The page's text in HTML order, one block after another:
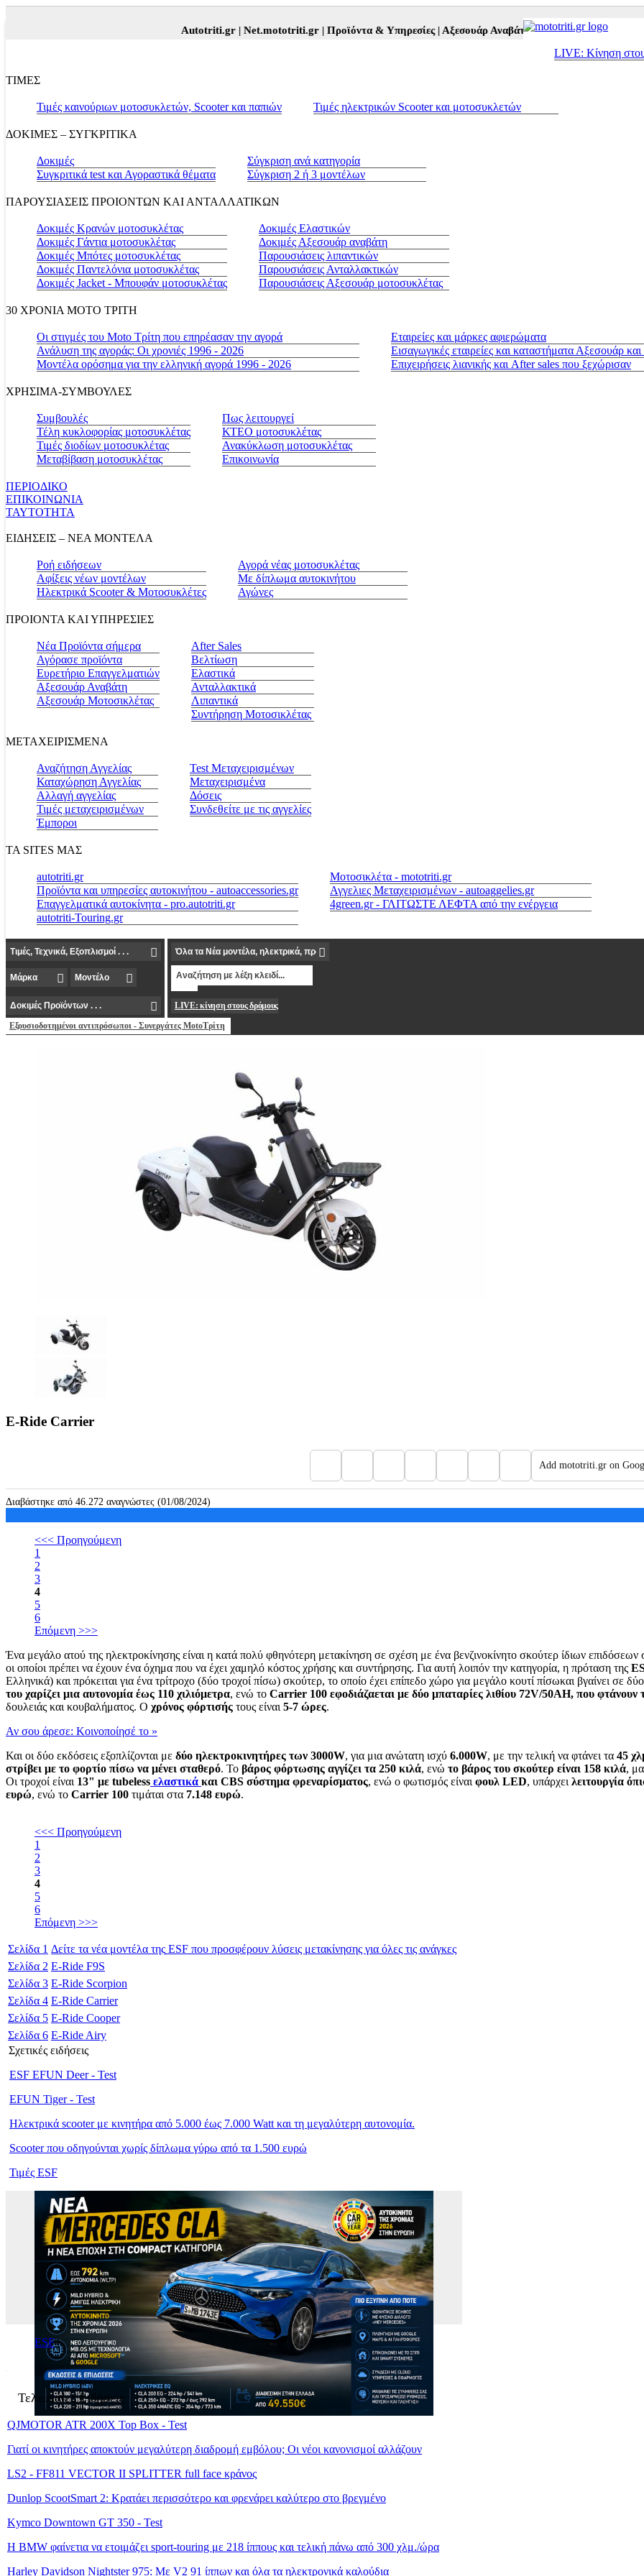
Autotriti.gr |Net.mototriti.gr |Προϊόντα & Υπηρεσίες |Αξεσουάρ Αναβάτη και Μοτοσυκλέτας |
LIVE: Κίνηση
ΤΙΜΕΣ
Τιμές καινούριων μοτοσυκλετών, Scooter και παπιών Τιμές ηλεκτρικών Scooter και μοτοσυκλετών
ΔΟΚΙΜΕΣ – ΣΥΓΚΡΙΤΙΚΑ
Δοκιμές
Συγκριτικά test και Αγοραστικά θέματα
Σύγκριση ανά κατηγορία
Σύγκριση 2 ή 3 μοντέλων
ΠΑΡΟΥΣΙΑΣΕΙΣ ΠΡΟΙΟΝΤΩΝ ΚΑΙ ΑΝΤΑΛΛΑΤΙΚΩΝ
Δοκιμές Κρανών μοτοσυκλέτας
Δοκιμές Γάντια μοτοσυκλέτας
Δοκιμές Μπότες μοτοσυκλέτας
Δοκιμές Παντελόνια μοτοσυκλέτας
Δοκιμές Jacket - Μπουφάν μοτοσυκλέτας
Δοκιμές Ελαστικών
Δοκιμές Αξεσουάρ αναβάτη
Παρουσιάσεις λιπαντικών
Παρουσιάσεις Ανταλλακτικών
Παρουσιάσεις Αξεσουάρ μοτοσυκλέτας
30 ΧΡΟΝΙΑ MOTO ΤΡΙΤΗ
Οι στιγμές του Moto Τρίτη που επηρέασαν την αγορά
Ανάλυση της αγοράς: Οι χρονιές 1996 - 2026
Μοντέλα ορόσημα για την ελληνική αγορά 1996 - 2026
Εταιρείες και μάρκες αφιερώματα
Εισαγωγικές εταιρείες και καταστήματα Αξεσουάρ
Επιχειρήσεις λιανικής και After sales που ξεχώρισαν
ΧΡΗΣΙΜΑ-ΣΥΜΒΟΥΛΕΣ
Συμβουλές
Τέλη κυκλοφορίας μοτοσυκλέτας
Τιμές διοδίων μοτοσυκλέτας
Μεταβίβαση μοτοσυκλέτας
Πως λειτουργεί
ΚΤΕΟ μοτοσυκλέτας
Ανακύκλωση μοτοσυκλέτας
Επικοινωνία
ΠΕΡΙΟΔΙΚΟ
ΕΠΙΚΟΙΝΩΝΙΑ
ΤΑΥΤΟΤΗΤΑ
ΕΙΔΗΣΕΙΣ – ΝΕΑ ΜΟΝΤΕΛΑ
Ροή ειδήσεων
Αφίξεις νέων μοντέλων
Ηλεκτρικά Scooter & Μοτοσυκλέτες
Αγορά νέας μοτοσυκλέτας
Με δίπλωμα αυτοκινήτου
Αγώνες
ΠΡΟΙΟΝΤΑ ΚΑΙ ΥΠΗΡΕΣΙΕΣ
Νέα Προϊόντα σήμερα
Αγόρασε προϊόντα
Ευρετήριο Επαγγελματιών
Αξεσουάρ Αναβάτη
Αξεσουάρ Μοτοσικλέτας
Αfter Sales
Βελτίωση
Ελαστικά
Ανταλλακτικά
Λιπαντικά
Συντήρηση Μοτοσικλέτας
ΜΕΤΑΧΕΙΡΙΣΜΕΝΑ
Αναζήτηση Αγγελίας
Καταχώρηση Αγγελίας
Αλλαγή αγγελίας
Τιμές μεταχειρισμένων
Έμποροι
Test Μεταχειρισμένων
Μεταχειρισμένα
Δόσεις
Συνδεθείτε με τις αγγελίες
ΤΑ SITES ΜΑΣ
autotriti.gr
Προϊόντα και υπηρεσίες αυτοκινήτου - autoaccessories.gr
Επαγγελματικά αυτοκίνητα - pro.autotriti.gr
autotriti-Touring.gr
Μοτοσικλέτα - mototriti.gr
Αγγελιες Μεταχειρισμένων - autoaggelies.gr
4green.gr - ΓΛΙΤΩΣΤΕ ΛΕΦΤΑ από την ενέργεια
LIVE: κίνηση στους δρόμους
Εξουσιοδοτημένοι αντιπρόσωποι - Συνεργάτες MotoΤρίτη
E-Ride Carrier
Add mototriti.gr on
Διαβάστηκε από 46.272 αναγνώστες (01/08/2024)
<<< Προηγούμενη
1
2
3
4
5
6
Επόμενη >>>
Ένα μεγάλο ατού της ηλεκτροκίνησης είναι η κατά πολύ φθηνότερη μετακίνηση σε σχέση με ένα βενζινοκίνητο σκούτερ ίδιων
οι οποίοι πρέπει να έχουν ένα όχημα που να έχει χαμηλό κόστος χρήσης και συντήρησης. Για αυτή λοιπόν την κατηγορία, η πρόταση της
Ελληνικά) και πρόκειται για ένα τρίτροχο (δύο τροχοί πίσω) σκούτερ, το οποίο έχει επίπεδο χώρο για μεγάλο κουτί πίσωκαι βγαίνει σε
του χαρίζει μια αυτονομία έως 110 χιλιόμετρα, ενώ το Carrier 100 εφοδιάζαεται με δύο μπαταρίες λιθίου 72V/50AH, που φτάνουν
δουλειάς και κουβαλήματος. O χρόνος φόρτισής τους είναι5-7 ώρες.
Αν σου άρεσε: Κοινοποίησέ το »
Και οι δύο εκδόσεις εξοπλίζονται με δύο ηλεκτροκινητήρες των 3000W, για μια ανώτατη ισχύ 6.000W, με την τελική να φτάνει τα 45
στρίβει με το φορτίο πίσω να μένει σταθερό. Το βάρος φόρτωσης αγγίζει τα 250 κιλά, ενώ το βάρος του σκούτερ είναι 158 κιλά,
Οι τροχοί είναι 13" με tubeless ελαστικά και CBS σύστημα φρεναρίσματος, ενώ ο φωτισμός είναιφουλ LED, υπάρχειλειτουργία
ευρώ, ενώ το Carrier 100 τιμάται στα 7.148 ευρώ.
<<< Προηγούμενη
1
2
3
4
5
6
Επόμενη >>>
Σελίδα 1 Δείτε τα νέα μοντέλα της ESF που προσφέρουν λύσεις μετακίνησης για όλες τις ανάγκες
Σελίδα 2 Ε-Ride F9S
Σελίδα 3 E-Ride Scorpion
Σελίδα 4 E-Ride Carrier
Σελίδα 5 E-Ride Cooper
Σελίδα 6 E-Ride Airy
Σχετικές ειδήσεις
ESF EFUN Deer - Test
EFUN Tiger - Test
Ηλεκτρικά scooter με κινητήρα από 5.000 έως 7.000 Watt και τη μεγαλύτερη αυτονομία.
Scooter που οδηγούνται χωρίς δίπλωμα γύρω από τα 1.500 ευρώ
Τιμές ESF
ESF|
Τελευταίες Ειδήσεις
QJMOTOR ATR 200X Top Box - Test
Γιατί οι κινητήρες αποκτούν μεγαλύτερη διαδρομή εμβόλου; Οι νέοι κανονισμοί αλλάζουν
LS2 - FF811 VECTOR II SPLITTER full face κράνος
Dunlop ScootSmart 2: Κρατάει περισσότερο και φρενάρει καλύτερο στο βρεγμένο
Kymco Downtown GT 350 - Test
Η BMW φαίνετια να ετοιμάζει sport-touring με 218 ίππους και τελική πάνω από 300 χλμ./ώρα
Harley Davidson Nightster 975: Με V2 91 ίππων και όλα τα ηλεκτρονικά καλούδια